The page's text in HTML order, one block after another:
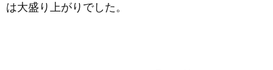
は大盛り上がりでした。